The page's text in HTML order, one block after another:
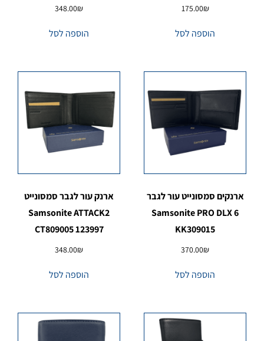
175.00₪
הוספה לסל
348.00₪
הוספה לסל
ארנקים סמסונייט עור לגבר
Samsonite PRO DLX 6
KK309015
370.00₪
הוספה לסל
ארנק עור לגבר סמסונייט
Samsonite ATTACK2
CT809005 123997
348.00₪
הוספה לסל